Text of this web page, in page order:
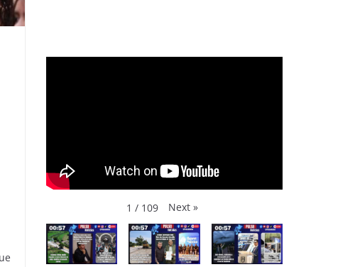
1 / 109 Next »